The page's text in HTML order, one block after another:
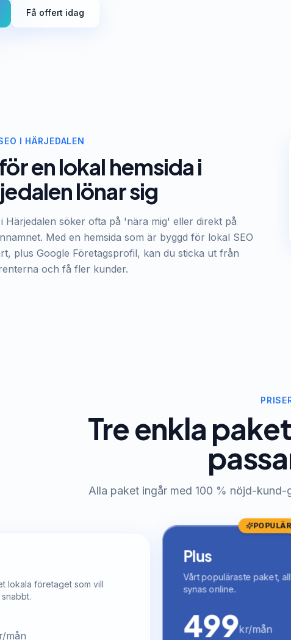
Få offert idag
I HÄRJEDALEN
en lokal hemsida i
lönar sig
Härjedalen söker ofta på 'nära mig' eller direkt på
Med en hemsida som är byggd för lokal SEO
plus Google Företagsprofil, kan du sticka ut från
och få fler kunder.
Tre enkla
Alla paket ingår med 100 % nöjd-
lokala företaget som vill
mån
Plus
Vårt populäraste paket,
synas online.
499kr/mån